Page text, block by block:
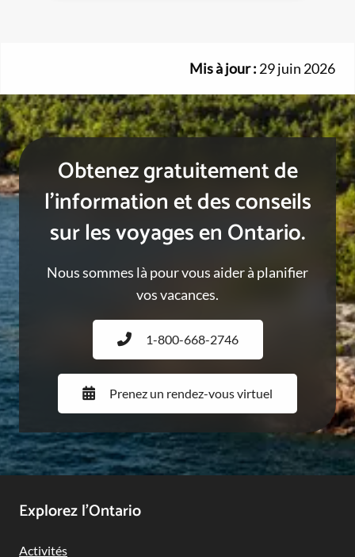
Mis à jour : 29 juin 2026
Obtenez gratuitement de
l’information et des conseils
sur les voyages en Ontario.
Nous sommes là pour vous aider à planifier
vos vacances.
1-800-668-2746
Prenez un rendez-vous virtuel
Footer
Navigation
Explorez l’Ontario
Activités